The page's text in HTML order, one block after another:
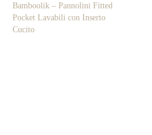
Bamboolik – Pannolini Fitted
Pocket Lavabili con Inserto
Cucito